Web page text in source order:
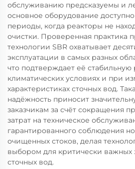
обслуживанию предсказуемы и
основное оборудование
периоды, когда реакторы не
очистки. Проверенная практика
технологии SBR охватывает
эксплуатации в самых разных
что подтверждает её стабильную
климатических условиях и при
характеристиках сточных вод.
надёжность приносит
заказчикам за счёт сокращения
затрат на техническое
гарантированного соблюдения
очищенных стоков, делая
выбором для критически важных
сточных вод.